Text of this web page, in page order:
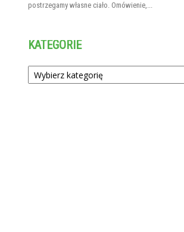
postrzegamy własne ciało. Omówienie,...
KATEGORIE
Kategorie